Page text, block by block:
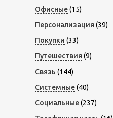
Офисные(15)
Персонализация (39)
Покупки (33)
Путешествия (9)
Связь (144)
Системные(40)
Социальные(237)